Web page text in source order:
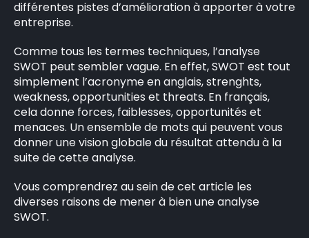
différentes pistes d’amélioration à apporter à votre
entreprise.
Comme tous les termes techniques, l’analyse
SWOT peut sembler vague. En effet, SWOT est tout
simplement l’acronyme en anglais, strenghts,
weakness, opportunities et threats. En français,
cela donne forces, faiblesses, opportunités et
menaces. Un ensemble de mots qui peuvent vous
donner une vision globale du résultat attendu à la
suite de cette analyse.
Vous comprendrez au sein de cet article les
diverses raisons de mener à bien une analyse
SWOT.